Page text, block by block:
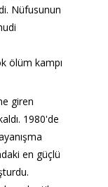
Nüfusunun
ölüm kampı
giren
1980'de
en güçlü